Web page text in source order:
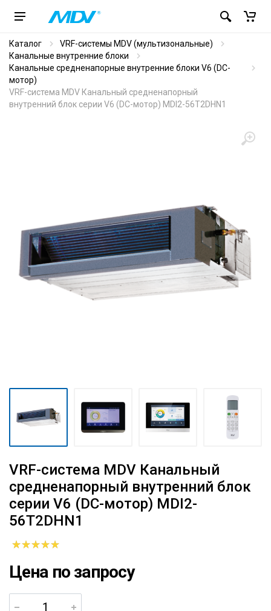
Каталог
VRF-системы MDV (мультизональные)
Канальные внутренние блоки
Канальные средненапорные внутренние блоки V6 (DC-
мотор)
VRF-система MDV Канальный средненапорный
внутренний блок серии V6 (DC-мотор) MDI2-56T2DHN1
VRF-система MDV Канальный
средненапорный внутренний блок
серии V6 (DC-мотор) MDI2-
56T2DHN1
Цена по запросу